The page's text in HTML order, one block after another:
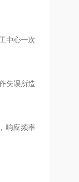
中心一次
失误所造
响应频率